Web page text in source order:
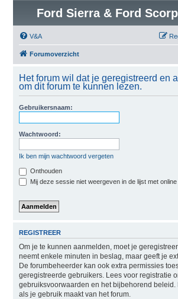
Ford Sierra & Ford
V&A
Forumoverzicht
Het forum wil dat je geregistreerd en
om dit forum te kunnen lezen.
Gebruikersnaam:
Wachtwoord:
Ik ben mijn wachtwoord vergeten
Onthouden
Mij deze sessie niet weergeven in de lijst met
REGISTREER
Om je te kunnen aanmelden, moet je
neemt enkele minuten in beslag, maar geeft je
De forumbeheerder kan ook extra permissies
geregistreerde gebruikers. Lees voor registratie
gebruiksvoorwaarden en het bijbehorend beleid.
als je gebruik maakt van het forum.